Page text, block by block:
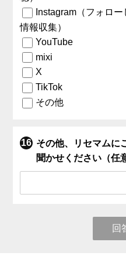
Instagram（フォロ
情報収集）
YouTube
mixi
X
TikTok
その他
その他、リセマムに
聞かせください（任
回